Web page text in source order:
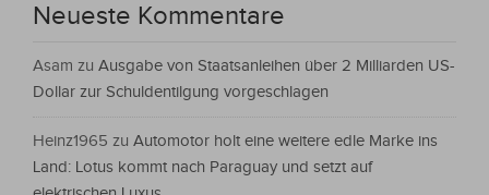
Neueste Kommentare
Asam zu Ausgabe von Staatsanleihen über 2 Milliarden US-
Dollar zur Schuldentilgung vorgeschlagen
Heinz1965 zu Automotor holt eine weitere edle Marke ins
Land: Lotus kommt nach Paraguay und setzt auf